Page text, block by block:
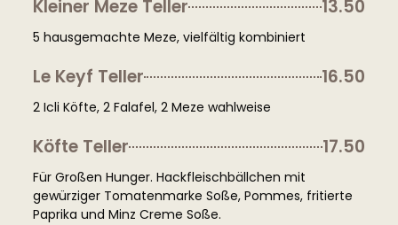
Kleiner Meze Teller 13.50
5 hausgemachte Meze, vielfältig kombiniert
Le Keyf Teller 16.50
2 Icli Köfte, 2 Falafel, 2 Meze wahlweise
Köfte Teller 17.50
Für Großen Hunger. Hackfleischbällchen mit
gewürziger Tomatenmarke Soße, Pommes, fritierte
Paprika und Minz Creme Soße.